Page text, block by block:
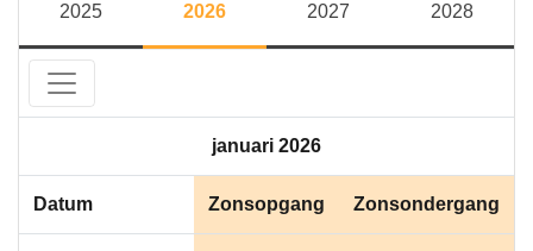
2025 2026 2027 2028
januari 2026
Datum Zonsopgang Zonsondergang